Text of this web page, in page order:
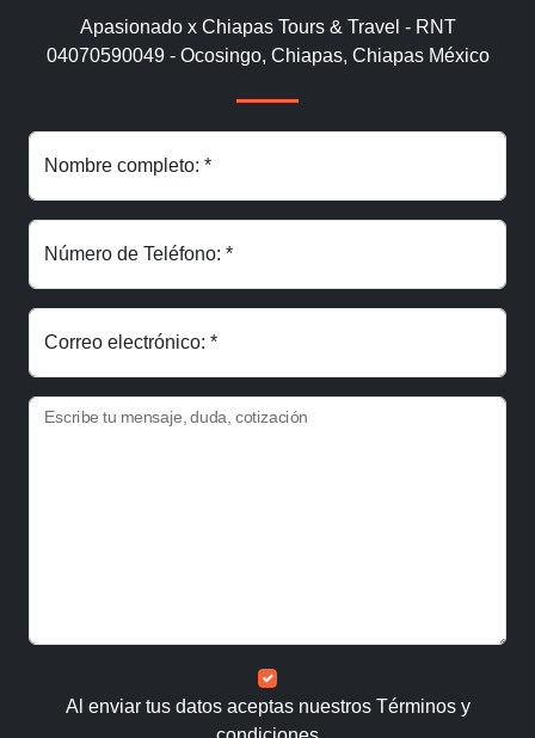
Apasionado x Chiapas Tours & Travel - RNT
04070590049 - Ocosingo, Chiapas, Chiapas México
Nombre completo: *
Número de Teléfono: *
Correo electrónico: *
Escribe tu mensaje, duda, cotización
Al enviar tus datos aceptas nuestros Términos y